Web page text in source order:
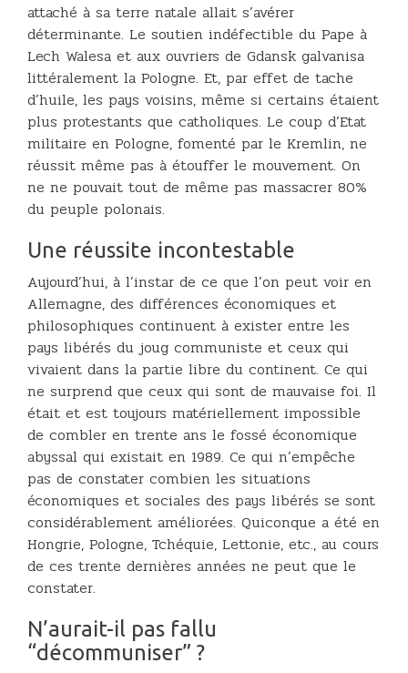
attaché à sa terre natale allait s’avérer
déterminante. Le soutien indéfectible du Pape à
Lech Walesa et aux ouvriers de Gdansk galvanisa
littéralement la Pologne. Et, par effet de tache
d’huile, les pays voisins, même si certains étaient
plus protestants que catholiques. Le coup d’Etat
militaire en Pologne, fomenté par le Kremlin, ne
réussit même pas à étouffer le mouvement. On
ne ne pouvait tout de même pas massacrer 80%
du peuple polonais.
Une réussite incontestable
Aujourd’hui, à l’instar de ce que l’on peut voir en
Allemagne, des différences économiques et
philosophiques continuent à exister entre les
pays libérés du joug communiste et ceux qui
vivaient dans la partie libre du continent. Ce qui
ne surprend que ceux qui sont de mauvaise foi. Il
était et est toujours matériellement impossible
de combler en trente ans le fossé économique
abyssal qui existait en 1989. Ce qui n’empêche
pas de constater combien les situations
économiques et sociales des pays libérés se sont
considérablement améliorées. Quiconque a été en
Hongrie, Pologne, Tchéquie, Lettonie, etc., au cours
de ces trente dernières années ne peut que le
constater.
N’aurait-il pas fallu
“décommuniser” ?